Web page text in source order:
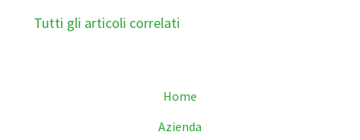
Tutti gli articoli correlati
Home
Azienda